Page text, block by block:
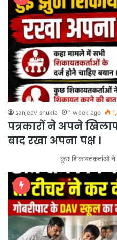
sanjeev shukla 1 week ago
पत्रकारों ने अपने
बाद रखा अपना पक्ष ।
कुछ शिकायतकर्ताओं ने